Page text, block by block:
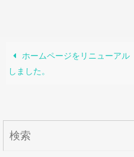
ホームページをリニューアル
しました。